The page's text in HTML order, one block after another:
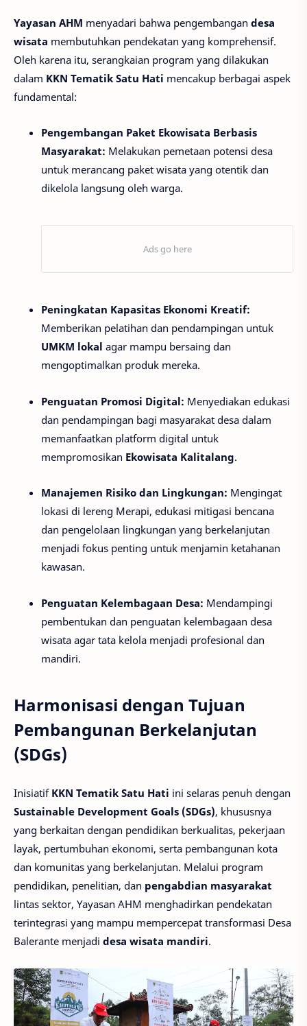
Yayasan AHM menyadari bahwa pengembangan desa
wisata membutuhkan pendekatan yang komprehensif.
Oleh karena itu, serangkaian program yang dilakukan
dalam KKN Tematik Satu Hati mencakup berbagai aspek
fundamental:
Pengembangan Paket Ekowisata Berbasis
Masyarakat: Melakukan pemetaan potensi desa
untuk merancang paket wisata yang otentik dan
dikelola langsung oleh warga.
Peningkatan Kapasitas Ekonomi Kreatif:
Memberikan pelatihan dan pendampingan untuk
UMKM lokal agar mampu bersaing dan
mengoptimalkan produk mereka.
Penguatan Promosi Digital: Menyediakan edukasi
dan pendampingan bagi masyarakat desa dalam
memanfaatkan platform digital untuk
mempromosikan Ekowisata Kalitalang.
Manajemen Risiko dan Lingkungan: Mengingat
lokasi di lereng Merapi, edukasi mitigasi bencana
dan pengelolaan lingkungan yang berkelanjutan
menjadi fokus penting untuk menjamin ketahanan
kawasan.
Penguatan Kelembagaan Desa: Mendampingi
pembentukan dan penguatan kelembagaan desa
wisata agar tata kelola menjadi profesional dan
mandiri.
Harmonisasi dengan Tujuan
Pembangunan Berkelanjutan
(SDGs)
Inisiatif KKN Tematik Satu Hati ini selaras penuh dengan
Sustainable Development Goals (SDGs), khususnya
yang berkaitan dengan pendidikan berkualitas, pekerjaan
layak, pertumbuhan ekonomi, serta pembangunan kota
dan komunitas yang berkelanjutan. Melalui program
pendidikan, penelitian, dan pengabdian masyarakat
lintas sektor, Yayasan AHM menghadirkan pendekatan
terintegrasi yang mampu mempercepat transformasi Desa
Balerante menjadi desa wisata mandiri.